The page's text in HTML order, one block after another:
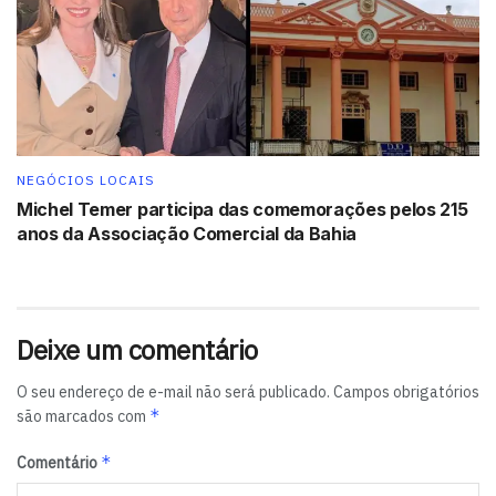
Tags: destaque
NEGÓCIOS LOCAIS
Michel Temer participa das comemorações pelos 215
anos da Associação Comercial da Bahia
Deixe um comentário
O seu endereço de e-mail não será publicado. Campos obrigatórios
são marcados com *
Comentário *